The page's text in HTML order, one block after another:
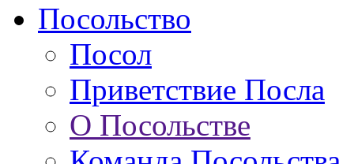
Посольство
Посол
Приветствие Посла
О Посольстве